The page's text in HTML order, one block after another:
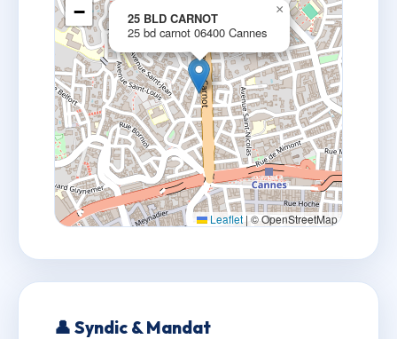
25 BLD CARNOT
25 bd carnot 06400 Cannes
×
−
Leaflet | © OpenStreetMap
👤 Syndic & Mandat